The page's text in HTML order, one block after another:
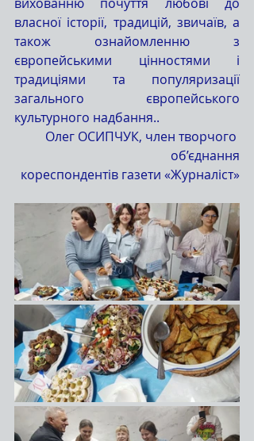
власної історії, традицій, звичаїв, а
також ознайомленню з
європейськими цінностями і
традиціями та популяризації
загального європейського
культурного надбання..
Олег ОСИПЧУК, член творчого
об’єднання
кореспондентів газети «Журналіст»